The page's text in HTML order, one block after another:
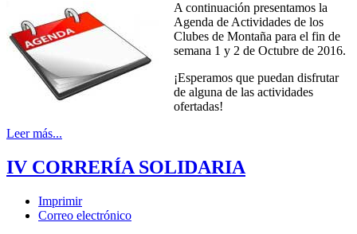
A continuación presentamos la
Agenda de Actividades de los
Clubes de Montaña para el fin de
semana 1 y 2 de Octubre de 2016.
¡Esperamos que puedan disfrutar
de alguna de las actividades
ofertadas!
Leer más...
IV CORRERÍA SOLIDARIA
Imprimir
Correo electrónico